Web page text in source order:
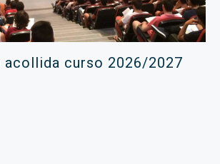
acollida curso 2026/2027